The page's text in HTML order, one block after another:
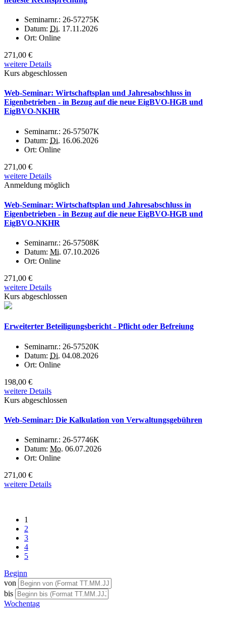
Seminarnr.: 26-57275K
Datum: Di. 17.11.2026
Ort: Online
271,00 €
weitere Details
Kurs abgeschlossen
Web-Seminar: Wirtschaftsplan und Jahresabschluss in
Eigenbetrieben - in Bezug auf die neue EigBVO-HGB und
EigBVO-NKHR
Seminarnr.: 26-57507K
Datum: Di. 16.06.2026
Ort: Online
271,00 €
weitere Details
Anmeldung möglich
Web-Seminar: Wirtschaftsplan und Jahresabschluss in
Eigenbetrieben - in Bezug auf die neue EigBVO-HGB und
EigBVO-NKHR
Seminarnr.: 26-57508K
Datum: Mi. 07.10.2026
Ort: Online
271,00 €
weitere Details
Kurs abgeschlossen
Erweiterter Beteiligungsbericht - Pflicht oder Befreiung
Seminarnr.: 26-57520K
Datum: Di. 04.08.2026
Ort: Online
198,00 €
weitere Details
Kurs abgeschlossen
Web-Seminar: Die Kalkulation von Verwaltungsgebühren
Seminarnr.: 26-57746K
Datum: Mo. 06.07.2026
Ort: Online
271,00 €
weitere Details
1
2
3
4
5
Beginn
von
bis
Wochentag